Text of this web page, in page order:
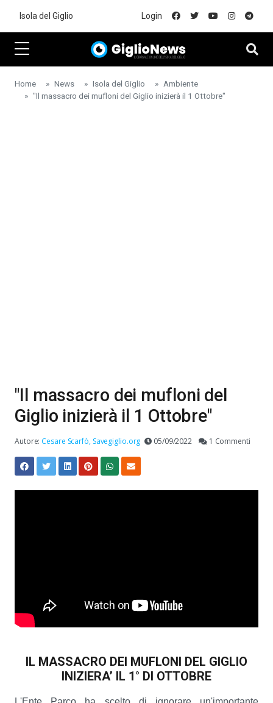
Isola del Giglio Login
Home News Isola del Giglio
Ambiente
"Il massacro dei mufloni del Giglio inizierà il 1 Ottobre"
"Il massacro dei mufloni del
Giglio inizierà il 1 Ottobre"
Autore: Cesare Scarfò, Savegiglio.org 05/09/2022 1 Commenti
IL MASSACRO DEI MUFLONI DEL GIGLIO
INIZIERA’ IL 1° DI OTTOBRE